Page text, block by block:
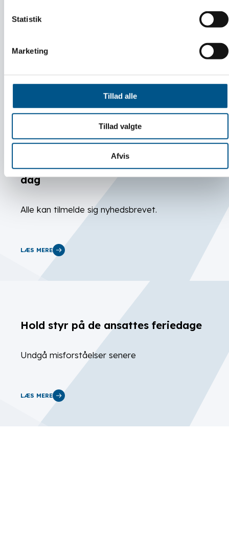
Statistik
Marketing
Tillad alle
Tillad valgte
Afvis
Få nyheder og information hver 14.
dag
Alle kan tilmelde sig nyhedsbrevet.
LÆS MERE
Hold styr på de ansattes feriedage
Undgå misforståelser senere
LÆS MERE